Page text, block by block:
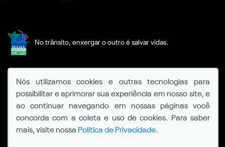
No trânsito, enxergar o outro é salvar vidas.
© Copyright 2026
Nós utilizamos cookies e outras tecnologias para
possibilitar e aprimorar sua experiência em nosso site, e
ao continuar navegando em nossas páginas você
concorda com a coleta e uso de cookies. Para saber
mais, visite nossa Política de Privacidade.